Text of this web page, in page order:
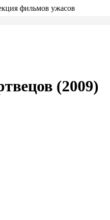
фильмов ужасов
(2009)